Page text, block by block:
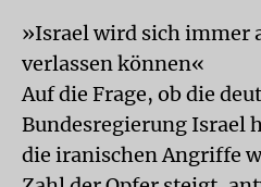
»Israel wird sich immer
verlassen können«
Auf die Frage, ob die
Bundesregierung Israel
die iranischen Angriffe